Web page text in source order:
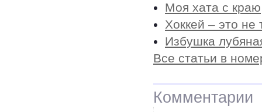
Моя хата с краю
Хоккей – это не
Избушка
Все статьи в
Комментарии